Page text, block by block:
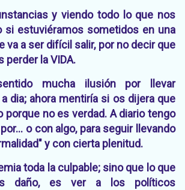
y viendo todo lo que nos
si estuviéramos sometidos en una
va a ser difícil salir, por no decir que
perder la VIDA.
mucha ilusión por llevar
dia; ahora mentiría si os dijera que
porque no es verdad. A diario tengo
o con algo, para seguir llevando
y con cierta plenitud.
toda la culpable; sino que lo que
daño, es ver a los políticos